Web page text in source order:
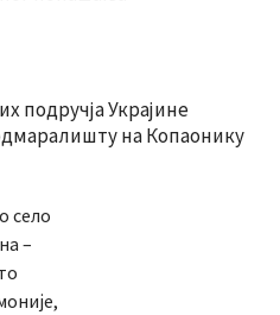
подручја Украјине
на Копаонику
село
–